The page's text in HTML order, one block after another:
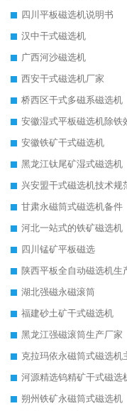
四川平板磁选机说明书
汉中干式磁选机
广西河沙磁选机
西安干式磁选机厂家
桥西区干式多磁系磁选机
安徽铁矿干式磁选机
黑龙江钛尾矿湿式磁选机
兴安盟干式磁选机技术规
甘肃永磁筒式磁选机备件
河北一站式的铁矿磁选机
四川锰矿平板磁选
湖北强磁永磁滚筒
福建砂土矿干式磁选机
黑龙江强磁滚筒生产厂家
河源精选钨精矿干式磁选
朔州铁矿永磁筒式磁选机